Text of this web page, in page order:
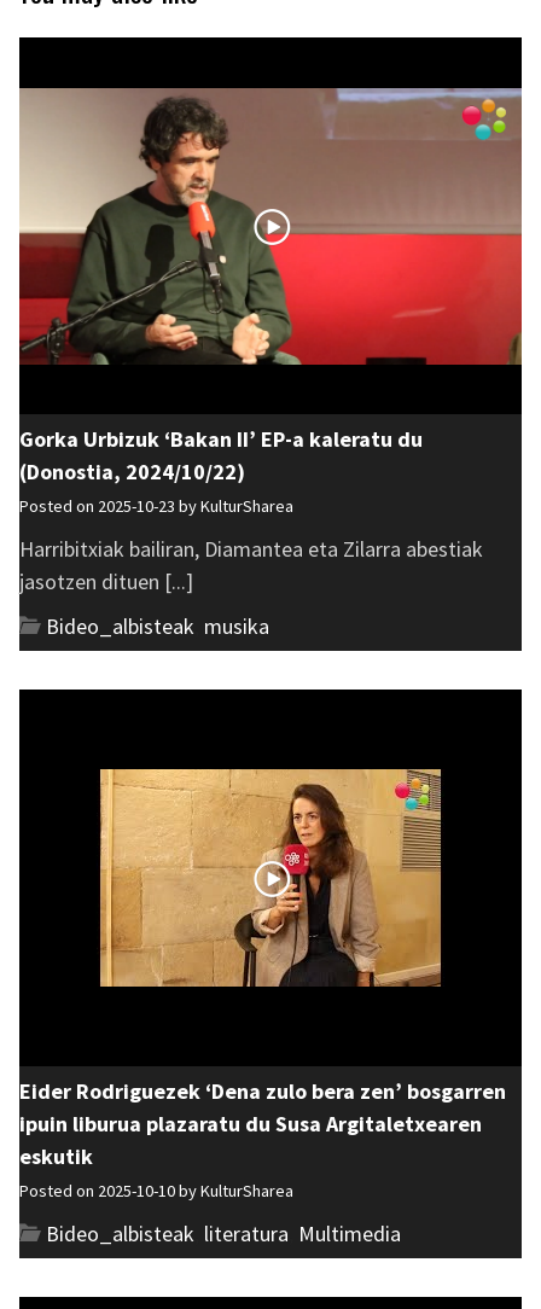
Gorka Urbizuk ‘Bakan II’ EP-a kaleratu du
(Donostia, 2024/10/22)
Posted on 2025-10-23 byKulturSharea
Harribitxiak bailiran, Diamantea eta Zilarra abestiak
jasotzen dituen [...]
Bideo_albisteak musika
Eider Rodriguezek ‘Dena zulo bera zen’ bosgarren
ipuin liburua plazaratu du Susa Argitaletxearen
eskutik
Posted on 2025-10-10 byKulturSharea
Bideo_albisteak literatura Multimedia